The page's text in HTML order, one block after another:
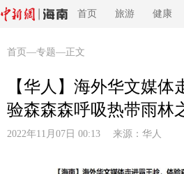
首页 旅游 健康
首页 —专题—正文
【华人】海外华文媒体
验森森森呼吸热带雨林
2022年11月07日 00:13 来源： 华人